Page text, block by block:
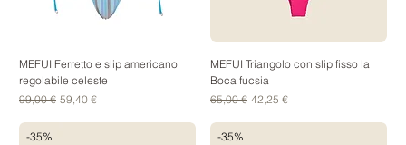
MEFUI Ferretto e slip americano
regolabile celeste
Prezzo regolare
99,00 € Prezzo scontato
59,40 €
MEFUI Triangolo con slip fisso la
Boca fucsia
Prezzo regolare
65,00 € Prezzo scontato
42,25 €
-35% -35%